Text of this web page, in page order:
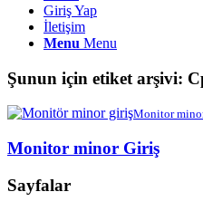
Giriş Yap
İletişim
Menu Menu
Şunun için etiket arşivi:
Monitor
Monitor minor Giriş
Sayfalar